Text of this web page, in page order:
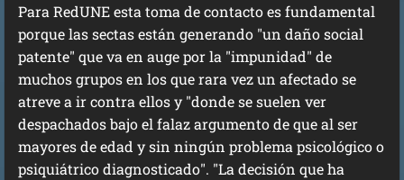
Para RedUNE esta toma de contacto es fundamental
porque las sectas están generando "un daño social
patente" que va en auge por la "impunidad" de
muchos grupos en los que rara vez un afectado se
atreve a ir contra ellos y "donde se suelen ver
despachados bajo el falaz argumento de que al ser
mayores de edad y sin ningún problema psicológico o
psiquiátrico diagnosticado". "La decisión que ha